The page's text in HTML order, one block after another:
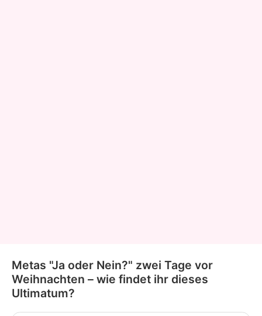
Metas "Ja oder Nein?" zwei Tage vor
Weihnachten – wie findet ihr dieses
Ultimatum?